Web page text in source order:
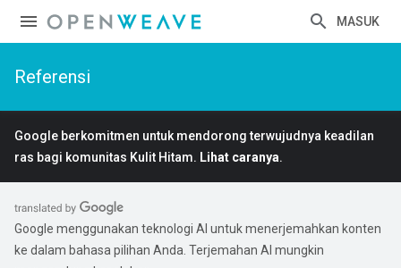
MASUK
Referensi
Google berkomitmen untuk mendorong terwujudnya keadilan
ras bagi komunitas Kulit Hitam. Lihat caranya.
Google menggunakan teknologi AI untuk menerjemahkan konten
ke dalam bahasa pilihan Anda. Terjemahan AI mungkin